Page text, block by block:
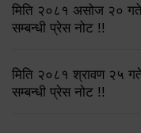
मिति २०८१ असोज २० गते
सम्बन्धी प्रेस नोट !!
मिति २०८१ श्रावण २५
सम्बन्धी प्रेस नोट !!